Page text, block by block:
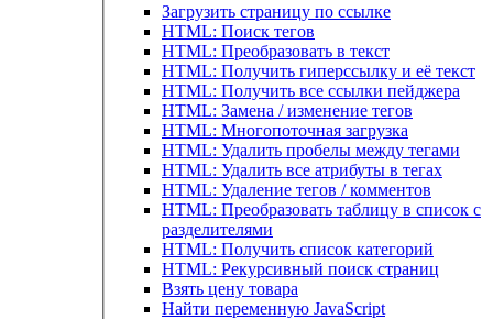
Загрузить страницу по ссылке
HTML: Поиск тегов
HTML: Преобразовать в текст
HTML: Получить гиперссылку и её текст
HTML: Получить все ссылки пейджера
HTML: Замена / изменение тегов
HTML: Многопоточная загрузка
HTML: Удалить пробелы между тегами
HTML: Удалить все атрибуты в тегах
HTML: Удаление тегов / комментов
HTML: Преобразовать таблицу в список с
разделителями
HTML: Получить список категорий
HTML: Рекурсивный поиск страниц
Взять цену товара
Найти переменную JavaScript